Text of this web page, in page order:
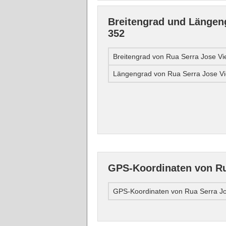
Breitengrad und
352
Breitengrad von Rua Serra Jose
Längengrad von Rua Serra Jose
GPS-Koordinaten von
GPS-Koordinaten von Rua Serra